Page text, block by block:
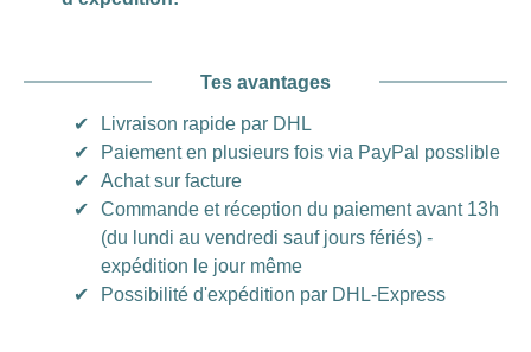
Tes avantages
✔
Livraison rapide par DHL
✔
Paiement en plusieurs fois via PayPal posslible
✔
Achat sur facture
✔
Commande et réception du paiement avant 13h
(du lundi au vendredi sauf jours fériés) -
expédition le jour même
✔
Possibilité d'expédition par DHL-Express